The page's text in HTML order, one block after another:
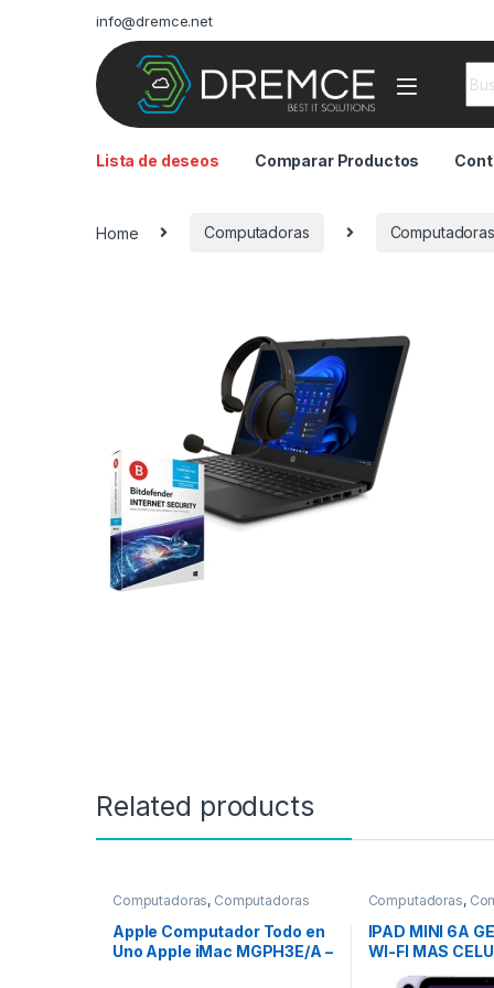
info@dremce.net
Lista de deseos Comparar Productos
Home Computadoras
Related products
Computadoras, Computadoras
Portátiles
Apple Computador Todo en
Uno Apple iMac MGPH3E/A –
Computadoras,
Portátiles
IPAD MINI 6A
WI-FI MAS